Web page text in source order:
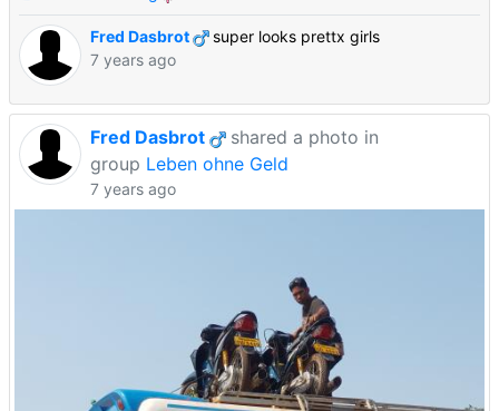
Fred Dasbrot
super looks prettx girls
7 years ago
Fred Dasbrot
shared a photo in
group Leben ohne Geld
7 years ago